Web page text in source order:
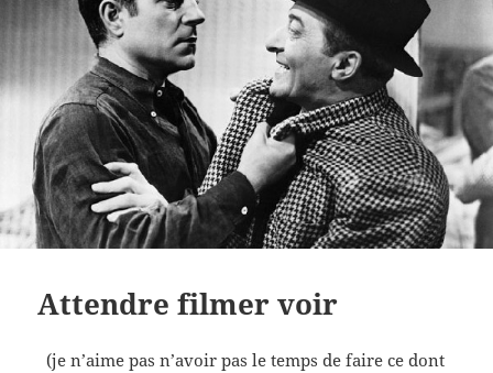
Attendre filmer voir
(je n’aime pas n’avoir pas le temps de faire ce dont